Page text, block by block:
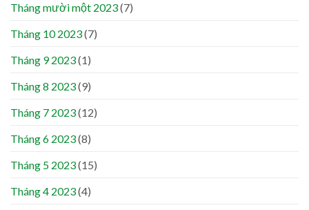
Tháng mười một 2023(7)
Tháng 10 2023(7)
Tháng 9 2023(1)
Tháng 8 2023(9)
Tháng 7 2023(12)
Tháng 6 2023(8)
Tháng 5 2023(15)
Tháng 4 2023(4)